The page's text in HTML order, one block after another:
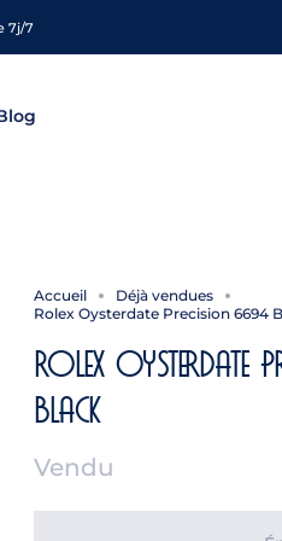
7j/7
Accueil
Déjà vendues
Rolex Oysterdate Precision 6694
Rolex Oysterdate
Black
Vendu